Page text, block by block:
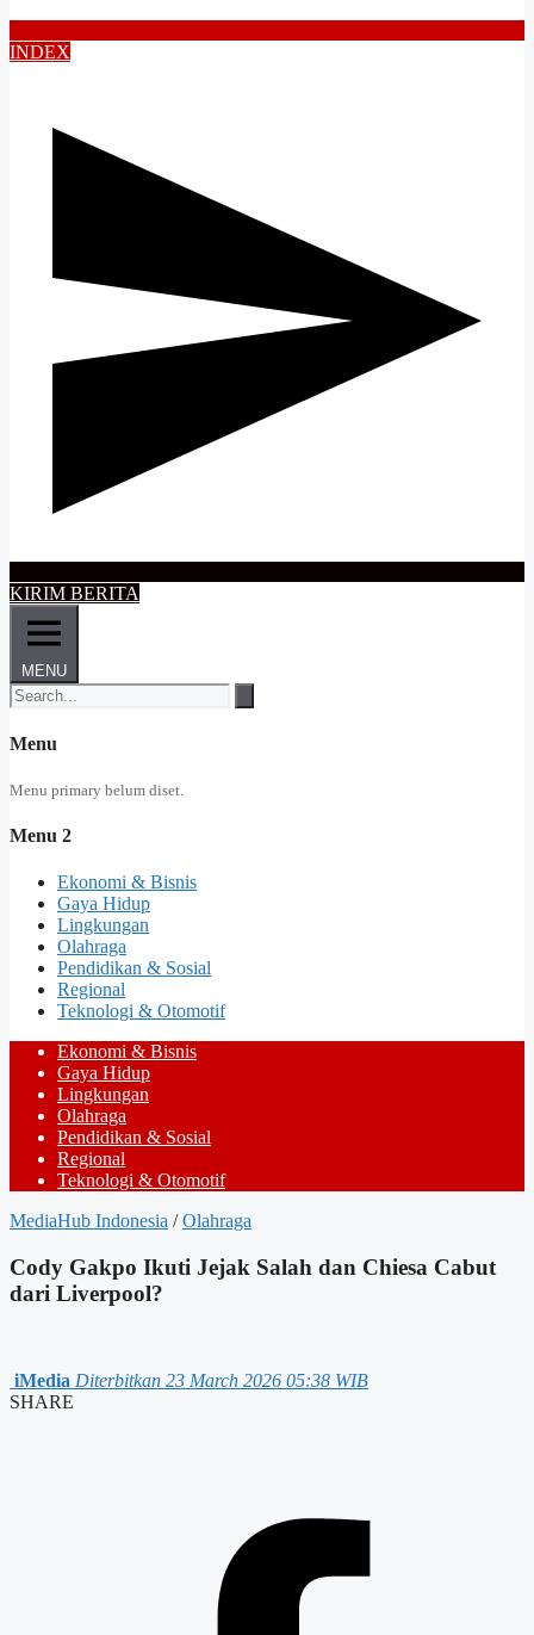
INDEX
KIRIM BERITA
MENU
Menu
Menu primary belum diset.
Menu 2
Ekonomi & Bisnis
Gaya Hidup
Lingkungan
Olahraga
Pendidikan & Sosial
Regional
Teknologi & Otomotif
Ekonomi & Bisnis
Gaya Hidup
Lingkungan
Olahraga
Pendidikan & Sosial
Regional
Teknologi & Otomotif
MediaHub Indonesia / Olahraga
Cody Gakpo Ikuti Jejak Salah dan Chiesa Cabut
dari Liverpool?
iMedia Diterbitkan 23 March 2026 05:38 WIB
SHARE